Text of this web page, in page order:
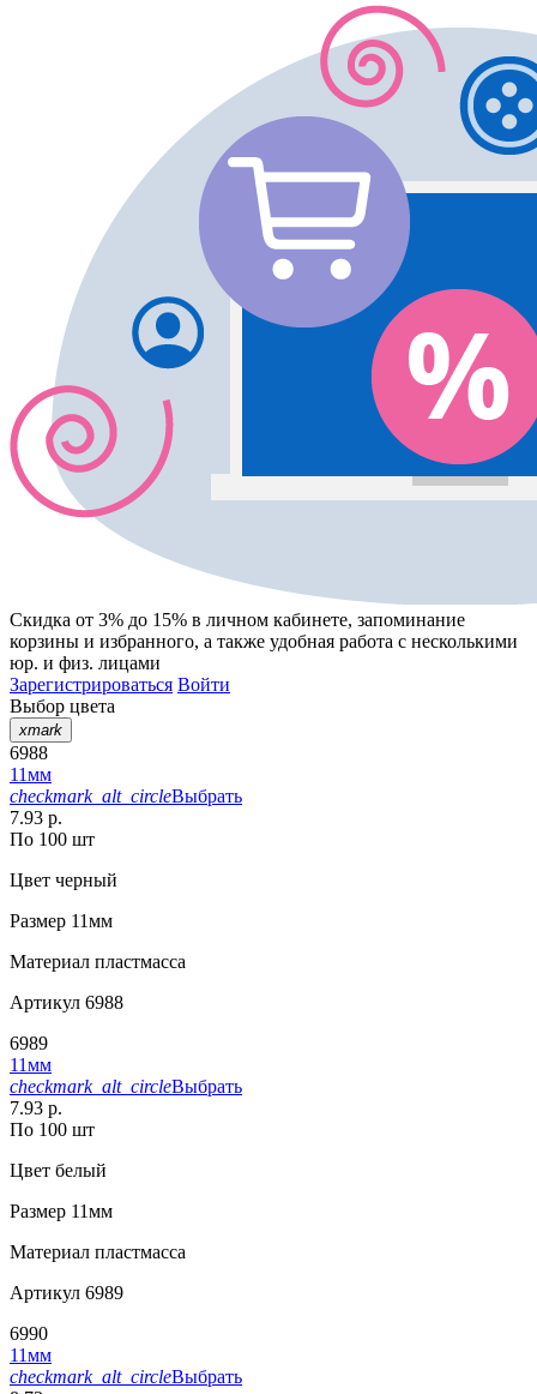
Скидка от 3% до 15% в личном кабинете, запоминание
корзины и избранного, а также удобная работа с несколькими
юр. и физ. лицами
Зарегистрироваться Войти
Выбор цвета
xmark
6988
11мм
checkmark_alt_circleВыбрать
7.93 р.
По 100 шт
Цвет черный
Размер 11мм
Материал пластмасса
Артикул 6988
6989
11мм
checkmark_alt_circleВыбрать
7.93 р.
По 100 шт
Цвет белый
Размер 11мм
Материал пластмасса
Артикул 6989
6990
11мм
checkmark_alt_circleВыбрать